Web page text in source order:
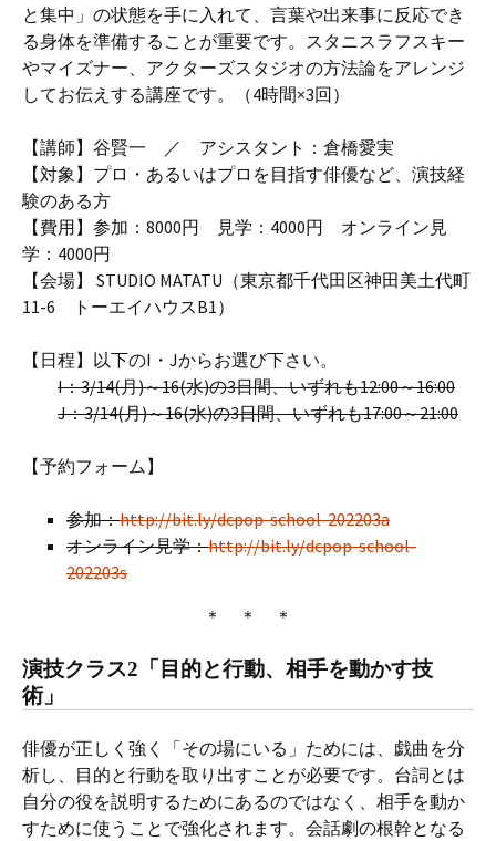
と集中」の状態を手に入れて、言葉や出来事に反応でき
る身体を準備することが重要です。スタニスラフスキー
やマイズナー、アクターズスタジオの方法論をアレンジ
してお伝えする講座です。（4時間×3回）
【講師】谷賢一 ／ アシスタント：倉橋愛実
【対象】プロ・あるいはプロを目指す俳優など、演技経
験のある方
【費用】参加：8000円 見学：4000円 オンライン見
学：4000円
【会場】 STUDIO MATATU（東京都千代田区神田美土代町
11-6 トーエイハウスB1）
【日程】以下のI・Jからお選び下さい。
I：3/14(月)～16(水)の3日間、いずれも12:00～16:00
J：3/14(月)～16(水)の3日間、いずれも17:00～21:00
【予約フォーム】
参加：http://bit.ly/dcpop-school-202203a
オンライン見学：http://bit.ly/dcpop-school-
202203s
＊ ＊ ＊
演技クラス2「目的と行動、相手を動かす技
術」
俳優が正しく強く「その場にいる」ためには、戯曲を分
析し、目的と行動を取り出すことが必要です。台詞とは
自分の役を説明するためにあるのではなく、相手を動か
すために使うことで強化されます。会話劇の根幹となる